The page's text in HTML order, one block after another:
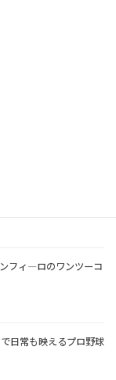
フィ―ロのワンツーコ
日常も映えるプロ野球